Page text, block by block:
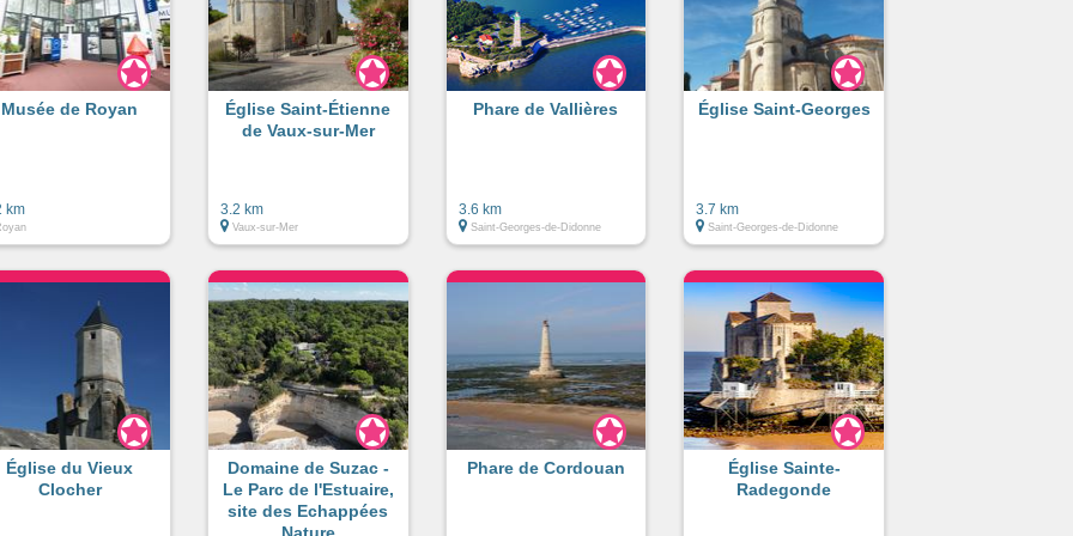
Musée de Royan
km
Église Saint-Étienne
de Vaux-sur-Mer
3.2 km
Vaux-sur-Mer
Phare de Vallières
3.6 km
Saint-Georges-de-Didonne
Église Saint-Georges
3.7 km
Saint-Georges-de-Didonne
Église du Vieux
Clocher
Domaine de Suzac -
Le Parc de l'Estuaire,
site des Echappées
Phare de Cordouan
Église Sainte-
Radegonde